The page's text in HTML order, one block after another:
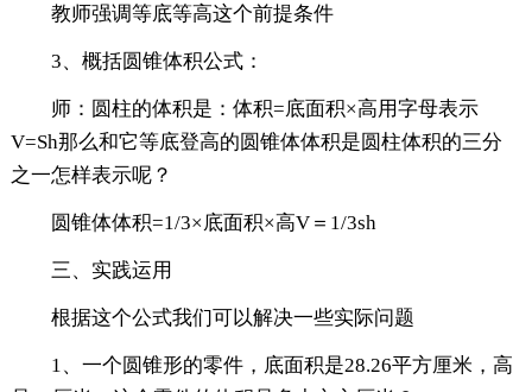
教师强调等底等高这个前提条件
3、概括圆锥体积公式：
师：圆柱的体积是：体积=底面积×高用字母表示
V=Sh那么和它等底登高的圆锥体体积是圆柱体积的三分
之一怎样表示呢？
圆锥体体积=1/3×底面积×高V＝1/3sh
三、实践运用
根据这个公式我们可以解决一些实际问题
1、一个圆锥形的零件，底面积是28.26平方厘米，高